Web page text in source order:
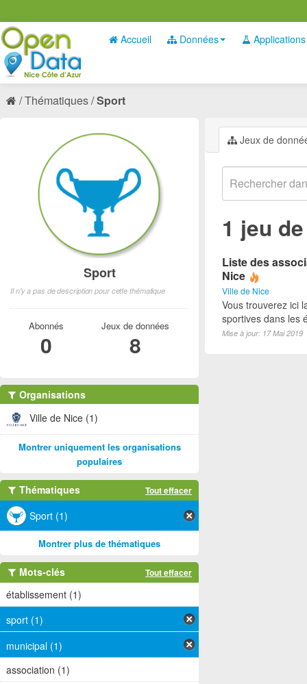
Accueil Données Applications
Thématiques Sport
Jeux de
1 jeu
Liste des
Nice
Ville de Nice
Vous trouverez ici
sportives dans les
Mise à jour: 17 Mai 2019
Sport
Il n'y a pas de description pour cette thématique
Abonnés
0
Jeux de données
8
Organisations
Ville de Nice (1)
Montrer uniquement les organisations
populaires
Thématiques Tout effacer
Sport (1)
Montrer plus de thématiques
Mots-clés Tout effacer
établissement (1)
sport (1)
municipal (1)
association (1)